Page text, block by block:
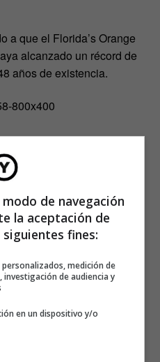
a que el Florida’s Orange
alcanzado un récord de
años de existencia.
de navegación
la aceptación de
fines:
medición de
investigación de audiencia y
en un dispositivo y/o